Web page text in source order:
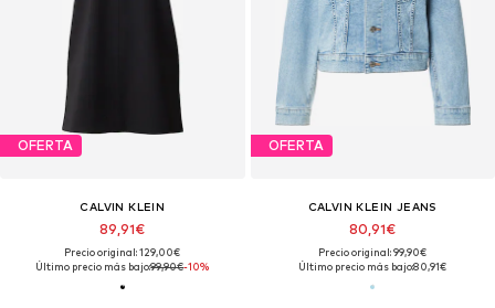
OFERTA
CALVIN KLEIN
89,91€
Precio original: 129,00€
Último precio más bajo:99,90€-10%
OFERTA
CALVIN KLEIN JEANS
80,91€
Precio original: 99,90€
Último precio más bajo:80,91€